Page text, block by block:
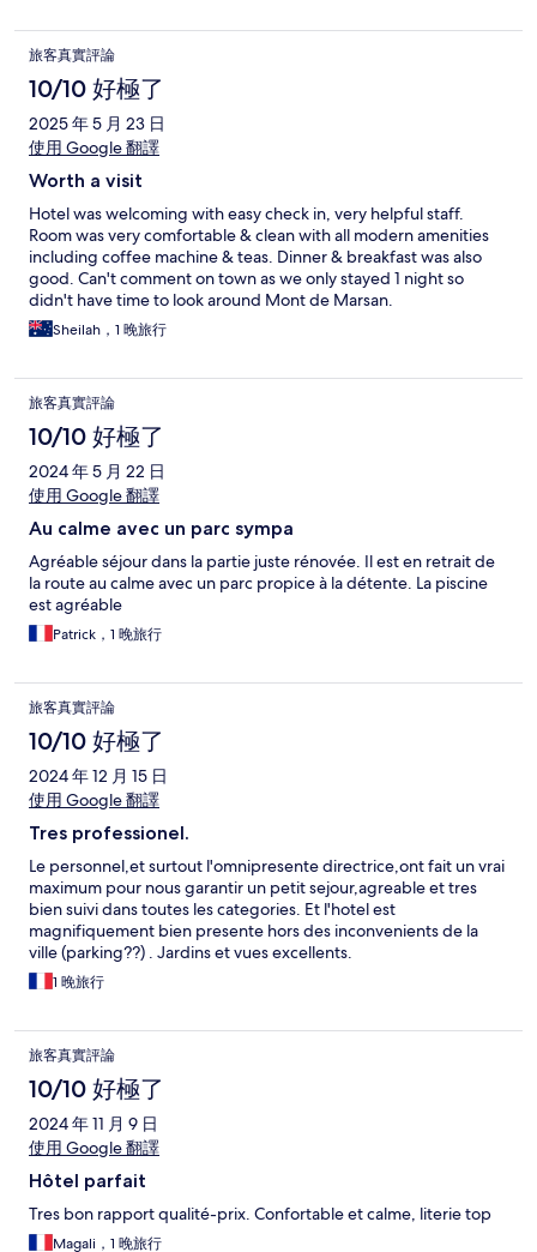
旅客真實評論
10/10 好極了
2025 年 5 月 23 日
使用 Google 翻譯
Worth a visit
Hotel was welcoming with easy check in, very helpful staff.
Room was very comfortable & clean with all modern amenities
including coffee machine & teas. Dinner & breakfast was also
good. Can't comment on town as we only stayed 1 night so
didn't have time to look around Mont de Marsan.
Sheilah，1 晚旅行
旅客真實評論
10/10 好極了
2024 年 5 月 22 日
使用 Google 翻譯
Au calme avec un parc sympa
Agréable séjour dans la partie juste rénovée. Il est en retrait de
la route au calme avec un parc propice à la détente. La piscine
est agréable
Patrick，1 晚旅行
旅客真實評論
10/10 好極了
2024 年 12 月 15 日
使用 Google 翻譯
Tres professionel.
Le personnel,et surtout l'omnipresente directrice,ont fait un vrai
maximum pour nous garantir un petit sejour,agreable et tres
bien suivi dans toutes les categories. Et l'hotel est
magnifiquement bien presente hors des inconvenients de la
ville (parking??) . Jardins et vues excellents.
1 晚旅行
旅客真實評論
10/10 好極了
2024 年 11 月 9 日
使用 Google 翻譯
Hôtel parfait
Tres bon rapport qualité-prix. Confortable et calme, literie top
Magali，1 晚旅行